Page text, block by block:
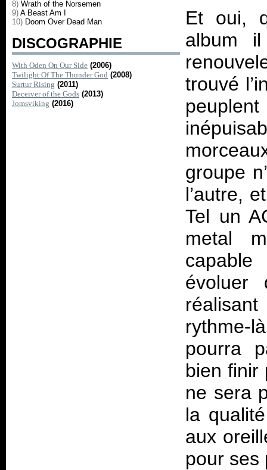
8) Wrath of the Norsemen
9) A Beast Am I
10) Doom Over Dead Man
DISCOGRAPHIE
With Oden On Our Side (2006)
Twilight Of The Thunder God (2008)
Surtur Rising (2011)
Deceiver of the Gods (2013)
Jomsviking (2016)
Et oui,
album
trouvé
groupe
l’autre,
Tel un
metal
évoluer
rythme-
pourra
bien finir
ne sera
la
aux
pour